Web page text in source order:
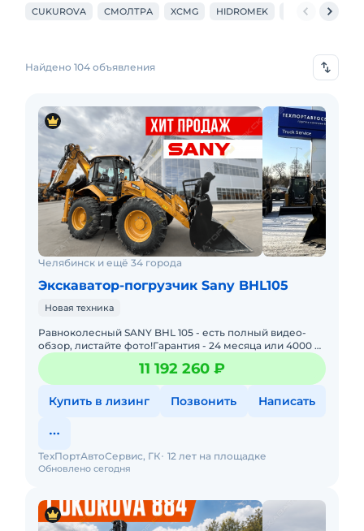
CUKUROVA СМОЛТРА XCMG HIDROMEK XGMA / XIAGONG
Найдено 104 объявления
Челябинск и ещё 34 города
Экскаватор-погрузчик Sany BHL105
Новая техника
Равноколесный SANY BHL 105 - есть полный видео-
обзор, листайте фото!Гарантия - 24 месяца или 4000 м/
ч !Технические характеристики:- Двигатель Cummins
QSF3.8- Мо
11 192 260 ₽
Купить в лизинг Позвонить Написать
Обновлено сегодня
ТехПортАвтоСервис, ГК 12 лет на площадке